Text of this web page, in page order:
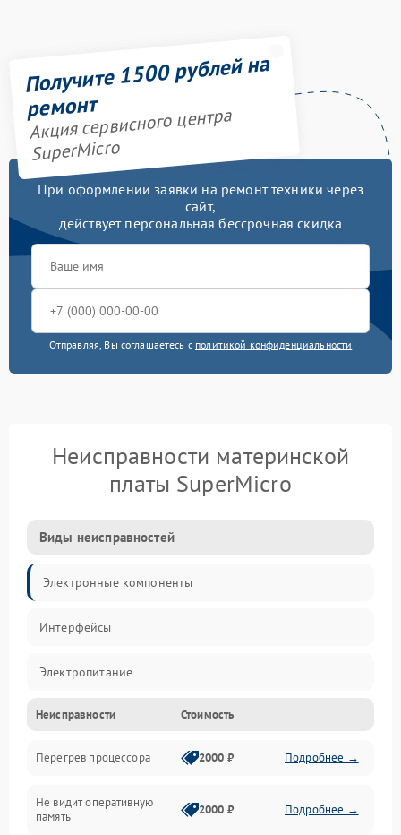
Получите 1500 рублей на
ремонт
Акция сервисного центра
SuperMicro
При оформлении заявки на ремонт техники через
сайт,
действует персональная бессрочная скидка
Отправляя, Вы соглашаетесь с политикой конфиденциальности
Неисправности материнской
платы SuperMicro
Виды неисправностей
Электронные компоненты
Интерфейсы
Электропитание
Корпус/Герметичность
Механика
ПО/Микропрограмма
Неисправности Стоимость
Перегрев процессора 2000 ₽ Подробнее →
Не видит оперативную
память
2000 ₽ Подробнее →